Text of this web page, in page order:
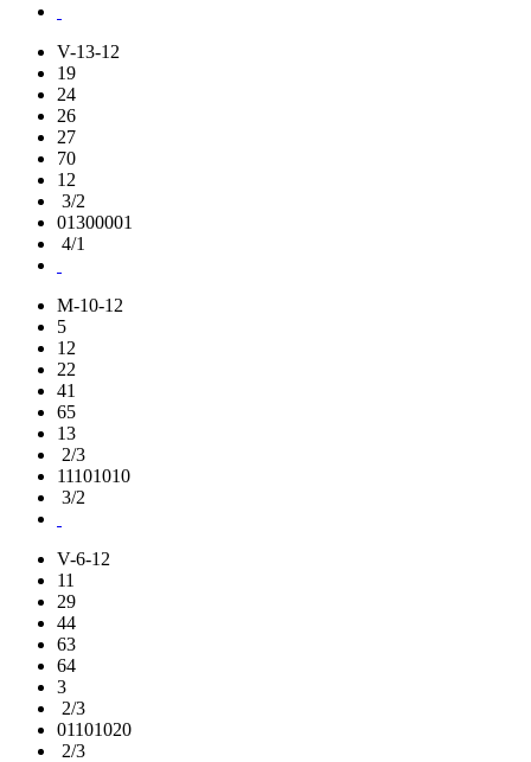
V-13-12
19
24
26
27
70
12
3/2
01300001
4/1
M-10-12
5
12
22
41
65
13
2/3
11101010
3/2
V-6-12
11
29
44
63
64
3
2/3
01101020
2/3